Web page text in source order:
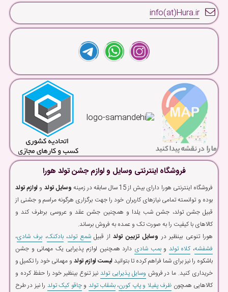
info(at)Hura.ir
فروشگاه اینترنتی وسایل و لوازم جشن تولد هورا
فروشگاه اینترنتی هورا دارای بیش از 15 سال سابقه در زمینه وسایل تولد و لوازم تولد
بوده و توانسته تمامی نیازهای کاربران خود را جهت برگزاری هرگونه مراسم و جشنی از
قبیل جشن تولد، جشن شب یلدا و همچنین جشن عقد و عروسی برطرف کند و
کالاهای با کیفیت را به صورت تک و عمده به فروش برساند.
هورا تنوعی بینظیر در وسایل تزیین تولداز قبیلشمع تولد،بادکنک، برف شادی،
فشفشه،کلاه تولد وبمب شادی دارد همچنین لوازم پذیرایی یک مهمانی و جشن
باشکوه را نیز برای شما فراهم کرده تا بتوانیدلیست لوازم تولد و مهمانی خود را تکمیل و
خریداری کنید. ما در فروش وسایل پذیرایی تولد نیز تنوع بینظیر خود را حفظ کرده و
کالاهایی همچون ظرف پفیلا و پاپ کورن،بشقاب تولد وچاقو کیک تولد را نیز در طرح